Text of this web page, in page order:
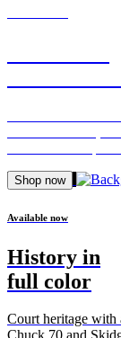
Shop now
Available now
History in
full color
Court heritage